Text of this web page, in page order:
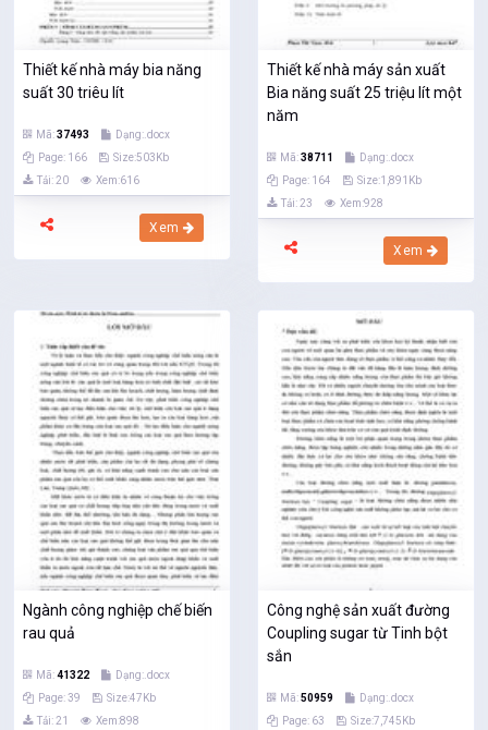
Thiết kế nhà máy bia năng
suất 30 triêu lít
Mã:37493
Dạng:.docx
Page: 166
Size:503Kb
Tải: 20
Xem:616
Xem
Thiết kế nhà máy sản xuất
Bia năng suất 25 triệu lít một
năm
Mã:38711
Dạng:.docx
Page: 164
Size:1,891Kb
Tải: 23
Xem:928
Xem
Ngành công nghiệp chế biến
rau quả
Mã:41322
Dạng:.docx
Page: 39
Size:47Kb
Tải: 21
Xem:898
Công nghệ sản xuất đường
Coupling sugar từ Tinh bột
sắn
Mã:50959
Dạng:.docx
Page: 63
Size:7,745Kb